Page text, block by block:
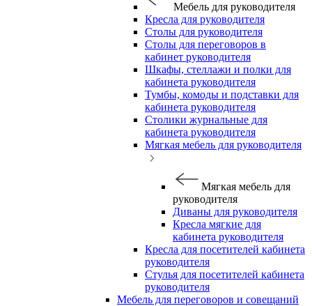
Мебель для руководителя
Кресла для руководителя
Столы для руководителя
Столы для переговоров в
кабинет руководителя
Шкафы, стеллажи и полки для
кабинета руководителя
Тумбы, комоды и подставки для
кабинета руководителя
Столики журнальные для
кабинета руководителя
Мягкая мебель для руководителя
Мягкая мебель для
руководителя
Диваны для руководителя
Кресла мягкие для
кабинета руководителя
Кресла для посетителей кабинета
руководителя
Стулья для посетителей кабинета
руководителя
Мебель для переговоров и совещаний